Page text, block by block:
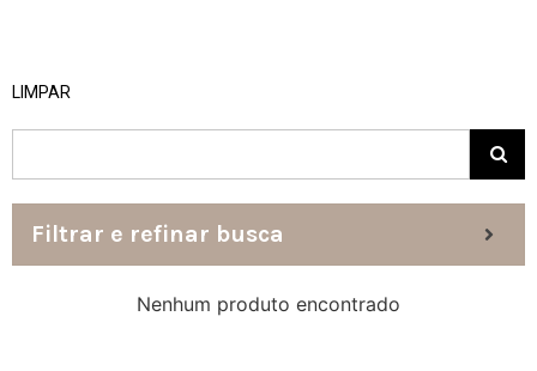
LIMPAR
Filtrar e refinar busca
Nenhum produto encontrado